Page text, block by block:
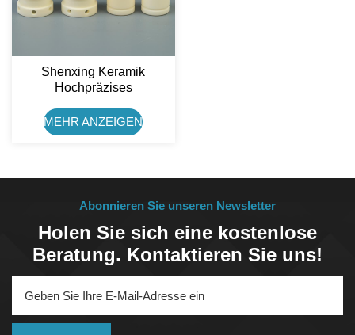
Shenxing Keramik
Hochpräzises
99%
Aluminiumoxidkeramik Für
MEHR ANZEIGEN
Abonnieren Sie unseren Newsletter
Holen Sie sich eine kostenlose
Beratung. Kontaktieren Sie uns!